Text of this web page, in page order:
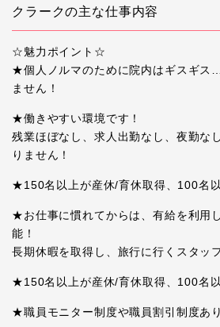
クラークの主な仕事内容
☆魅力ポイント☆
★個人ノルマのために院内はギスギス
ません！
★働きやすい環境です！
残業ほぼなし、求人出勤なし、夜勤な
りません！
★150名以上が産休/育休取得、100名
★お仕事に慣れてからは、有給を利用
能！
長期休暇を取得し、旅行に行くスタッ
★150名以上が産休/育休取得、100名
★職員モニター制度や職員割引制度あり